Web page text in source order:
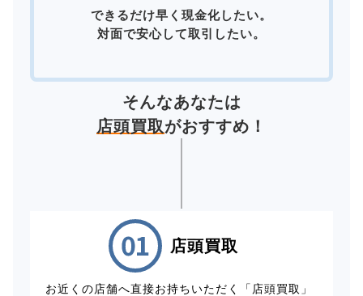
できるだけ早く現金化したい。
対面で安心して取引したい。
そんなあなたは
店頭買取がおすすめ！
店頭買取
お近くの店舗へ直接お持ちいただく「店頭買取」